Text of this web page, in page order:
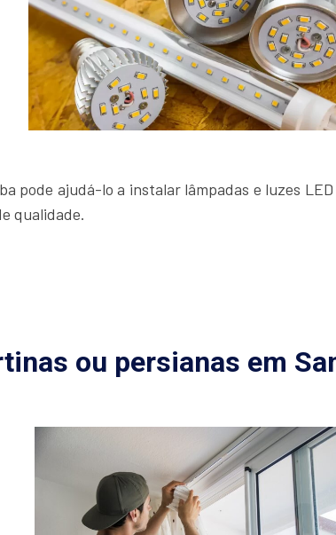
pode ajudá-lo a instalar lâmpadas e luzes
qualidade.
ou persianas em